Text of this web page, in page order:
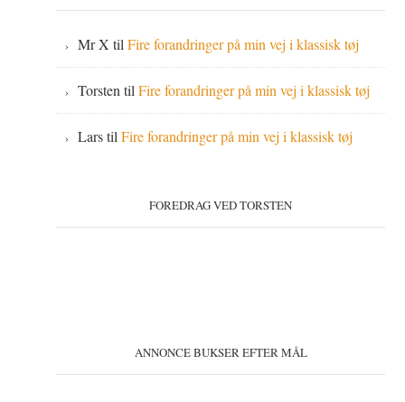
Mr X tilFire forandringer på min vej i klassisk tøj
Torsten tilFire forandringer på min vej i klassisk tøj
LarstilFire forandringer på min vej i klassisk tøj
FOREDRAG VED TORSTEN
ANNONCE BUKSER EFTER MÅL